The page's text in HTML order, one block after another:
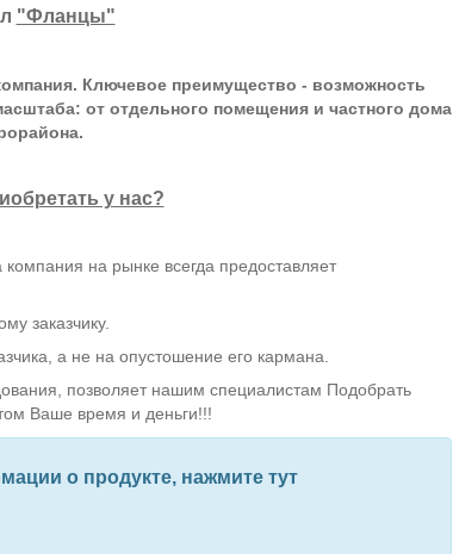
"Фланцы"
Ключевое преимущество - возможность
от отдельного помещения и частного дома
у нас?
на рынке всегда предоставляет
заказчику.
а не на опустошение его кармана.
позволяет нашим специалистам Подобрать
Ваше время и деньги!!!
о продукте, нажмите тут